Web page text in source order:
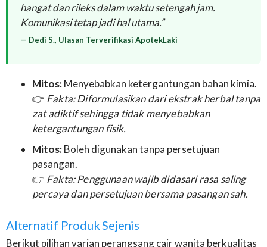
hangat dan rileks dalam waktu setengah jam.
Komunikasi tetap jadi hal utama.”
— Dedi S., Ulasan Terverifikasi ApotekLaki
Mitos:Menyebabkan ketergantungan bahan kimia.
👉 Fakta: Diformulasikan dari ekstrak herbal tanpa
zat adiktif sehingga tidak menyebabkan
ketergantungan fisik.
Mitos:Boleh digunakan tanpa persetujuan
pasangan.
👉 Fakta: Penggunaan wajib didasari rasa saling
percaya dan persetujuan bersama pasangan sah.
Alternatif Produk Sejenis
Berikut pilihan varian perangsang cair wanita berkualitas